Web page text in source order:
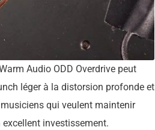
Audio ODD Overdrive peut
léger à la distorsion profonde et
qui veulent maintenir
excellent investissement.